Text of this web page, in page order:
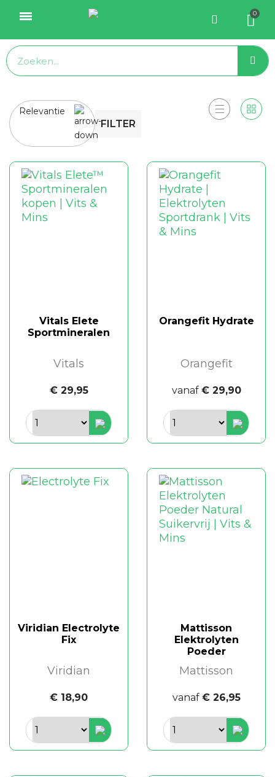
Relevantie
FILTER
Vitals Elete
Sportmineralen
Vitals
€ 29,95
Orangefit Hydrate
Orangefit
vanaf € 29,90
Viridian Electrolyte
Fix
Viridian
€ 18,90
Mattisson
Elektrolyten
Poeder
Mattisson
vanaf € 26,95